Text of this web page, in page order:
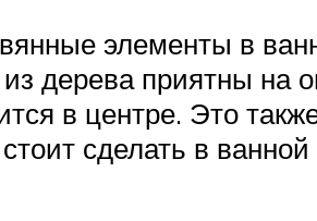
элементы в
из дерева приятны
в центре. Это
сделать в